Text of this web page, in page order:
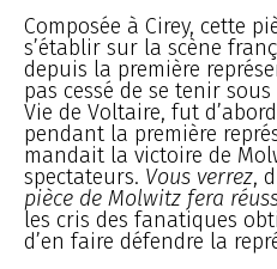
Composée à Cirey, cette
s’établir sur la scène
depuis la première
pas cessé de se tenir
Vie de Voltaire, fut
pendant la première
mandait la victoire de
spectateurs. Vous verrez,
pièce de Molwitz fera
les cris des fanatiques
d’en faire défendre la